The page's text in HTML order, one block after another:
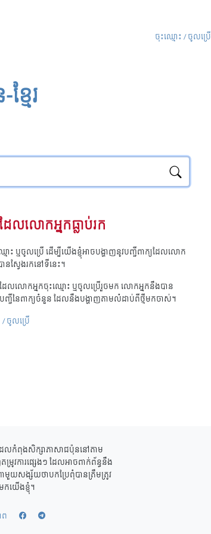
ចុះឈ្មោះ / ចូលប្រើ
ែលលោកអ្នកធ្លាប់រក
ះ ឬចូលប្រើ ដើម្បីយើងខ្ញុំអាចបង្ហាញនូវបញ្ជីពាក្យដែលលោក
ានស្វែងរកនៅទីនេះ។
លលោកអ្នកចុះឈ្មោះ ឬចូលប្រើរួចមក លោកអ្នកនឹងបាន
ជីនៃពាក្យចំនួន ដែលនឹងបង្ហាញតាមលំដាប់ពីថ្មីមកចាស់។
/ ចូលប្រើ
ដែលកំពុងសិក្សាភាសាជប៉ុននៅតាម
ម្រូវការផ្សេងៗ ដែលអាចពាក់ព័ន្ធនឹង
យសង្ស័យថាបកប្រែពុំបានត្រឹមត្រូវ
យើងខ្ញុំ។